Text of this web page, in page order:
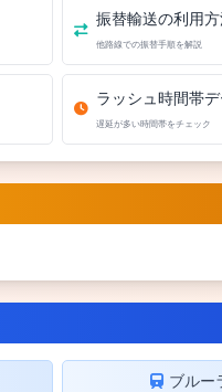
振替輸送の利用
他路線での振替手順を解説
ラッシュ時間帯
遅延が多い時間帯をチェック
ブルー